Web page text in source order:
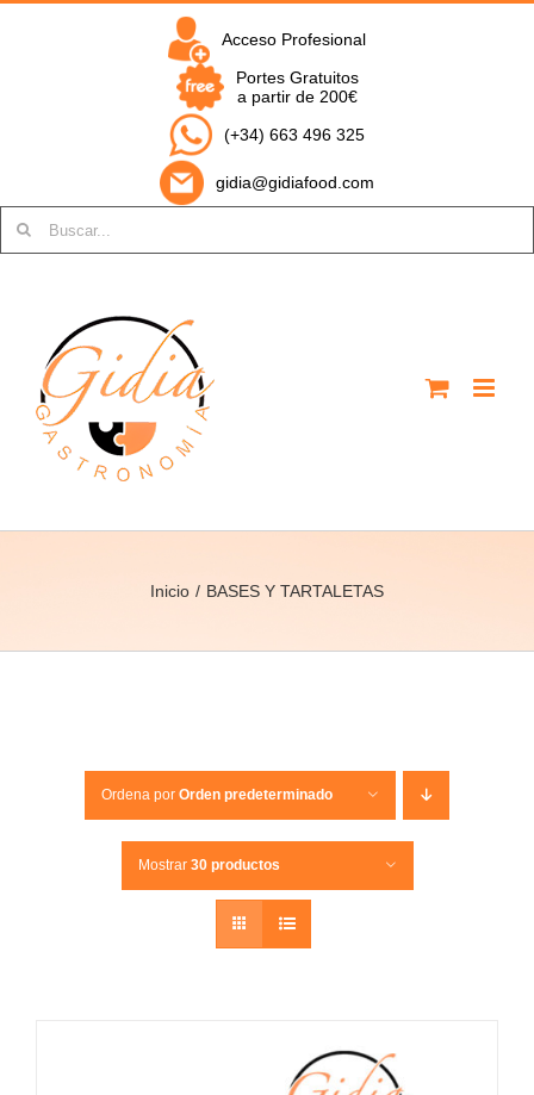
Saltar
Acceso Profesional
Portes Gratuitos
a partir de 200€
(+34) 663 496 325
gidia@gidiafood.com
Inicio BASES Y TARTALETAS
Ordena por Orden predeterminado
Mostrar 30 productos